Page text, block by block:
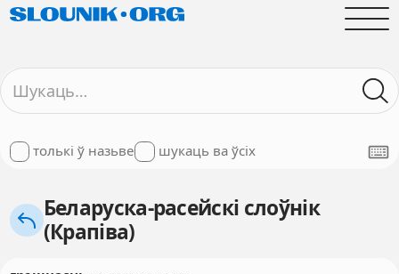
толькі ў назьве шукаць ва ўсіх
Беларуска-расейскі слоўнік
(Крапіва)